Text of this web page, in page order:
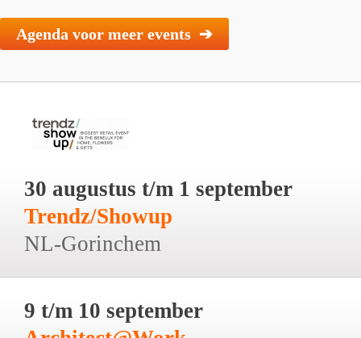
Agenda voor meer events ➔
30 augustus t/m 1 september
Trendz/Showup
NL-Gorinchem
9 t/m 10 september